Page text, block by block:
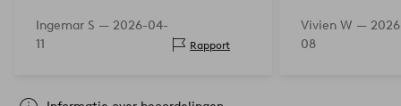
aan. Zou vijf sterren hebben
gegeven als het iets gemakkelijker
Ingemar S — 2026-04-
11
Rapport
zichtbaar
Vivien W —
08